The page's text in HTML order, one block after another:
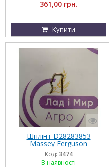
361,00 грн.
Купити
Шплінт D28283853
Massey Ferguson
Код: 3474
В наявності